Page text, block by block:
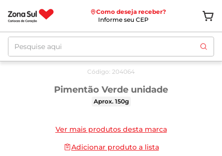
Como deseja receber?
Informe seu CEP
Pesquise aqui
Código: 204064
Pimentão Verde unidade
Aprox. 150g
Ver mais produtos desta marca
Adicionar produto a lista